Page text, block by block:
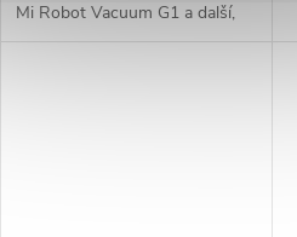
Mi Robot Vacuum G1 a další,
pratelný na 60 °C, efektivní